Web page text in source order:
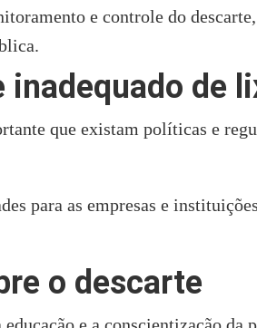
e controle do descarte,
de
que existam políticas e
para as empresas e
o descarte